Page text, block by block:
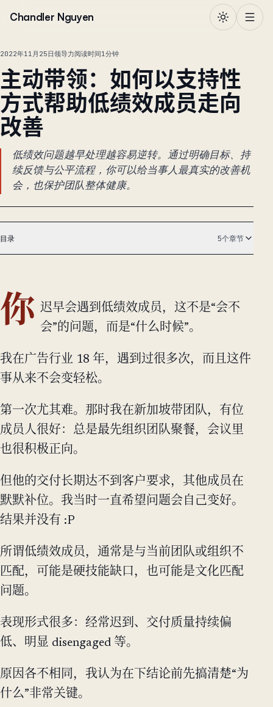
Chandler Nguyen
2022年11月25日领导力阅读时间1分钟
主动带领：如何以支持性
方式帮助低绩效成员走向
改善
低绩效问题越早处理越容易逆转。通过明确目标、持
续反馈与公平流程，你可以给当事人最真实的改善机
会，也保护团队整体健康。
目录 5个章节
你 迟早会遇到低绩效成员，这不是“会不
会”的问题，而是“什么时候”。
我在广告行业 18 年，遇到过很多次，而且这件
事从来不会变轻松。
第一次尤其难。那时我在新加坡带团队，有位
成员人很好：总是最先组织团队聚餐，会议里
也很积极正向。
但他的交付长期达不到客户要求，其他成员在
默默补位。我当时一直希望问题会自己变好。
结果并没有 :P
所谓低绩效成员，通常是与当前团队或组织不
匹配，可能是硬技能缺口，也可能是文化匹配
问题。
表现形式很多：经常迟到、交付质量持续偏
低、明显 disengaged 等。
原因各不相同，我认为在下结论前先搞清楚“为
什么”非常关键。